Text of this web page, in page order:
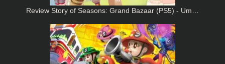
Review Story of Seasons: Grand Bazaar (PS5) - Um…